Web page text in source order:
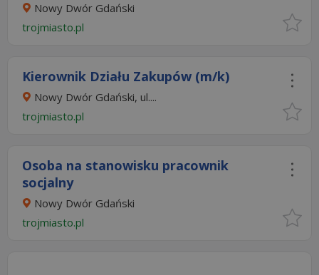
Nowy Dwór Gdański
trojmiasto.pl
Kierownik Działu Zakupów (m/k)
Nowy Dwór Gdański, ul....
trojmiasto.pl
Osoba na stanowisku pracownik
socjalny
Nowy Dwór Gdański
trojmiasto.pl